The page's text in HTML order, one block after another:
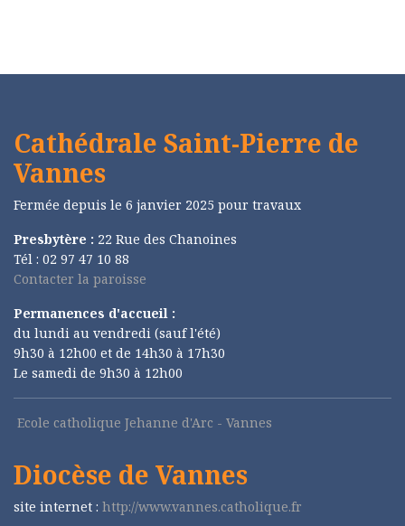
Cathédrale Saint-Pierre de
Vannes
Fermée depuis le 6 janvier 2025 pour travaux
Presbytère : 22 Rue des Chanoines
Tél : 02 97 47 10 88
Contacter la paroisse
Permanences d'accueil :
du lundi au vendredi (sauf l'été)
9h30 à 12h00 et de 14h30 à 17h30
Le samedi de 9h30 à 12h00
Ecole catholique Jehanne d'Arc - Vannes
Diocèse de Vannes
site internet : http://www.vannes.catholique.fr